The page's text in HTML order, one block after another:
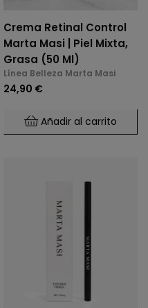
Crema Retinal Control
Marta Masi | Piel Mixta,
Grasa (50 Ml)
Línea Belleza Marta Masi
24,90 €
Añadir al carrito